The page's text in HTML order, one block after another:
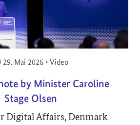
Veröffentlicht am:
29. Mai 2026 • Video
by Minister Caroline
Stage Olsen
Digital Affairs, Denmark